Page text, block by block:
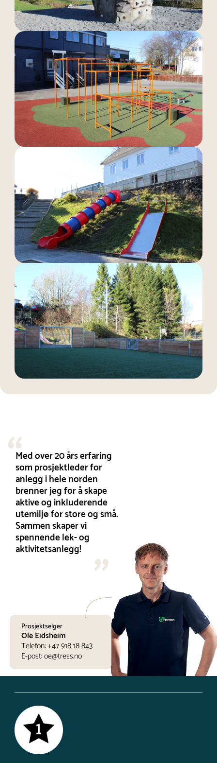
Med over 20 års erfaring
som prosjektleder for
anlegg i hele norden
brenner jeg for å skape
aktive og inkluderende
utemiljø for store og små.
Sammen skaper vi
spennende lek- og
aktivitetsanlegg!
Prosjektselger
Ole Eidsheim
Telefon:+47 918 18 843
E-post:oe@tress.no